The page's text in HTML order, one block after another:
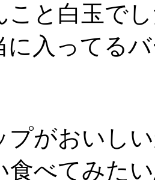
こと白玉で
に入ってる
プがおいし
食べてみた